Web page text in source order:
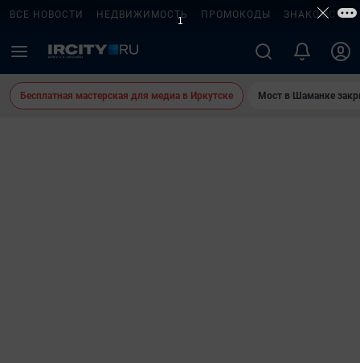
ВСЕ НОВОСТИ НЕДВИЖИМОСТЬ ПРОМОКОДЫ ЗНАКОМСТВА
Бесплатная мастерская для медиа в Иркутске Мост в Шаманке